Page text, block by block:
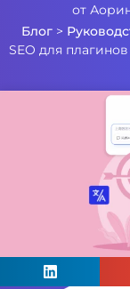
от
Блог>
SEO для